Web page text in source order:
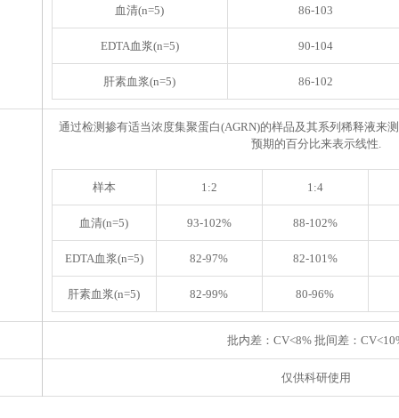
血清(n=5) 86-103
EDTA血浆(n=5) 90-104
肝素血浆(n=5) 86-102
通过检测掺有适当浓度集聚蛋白(AGRN)的样品及其系列稀释液来
预期的百分比来表示线性.
样本 1:2 1:4
血清(n=5) 93-102% 88-102%
EDTA血浆(n=5) 82-97% 82-101%
肝素血浆(n=5) 82-99% 80-96%
批内差：CV<8% 批间差：
仅供科研使用